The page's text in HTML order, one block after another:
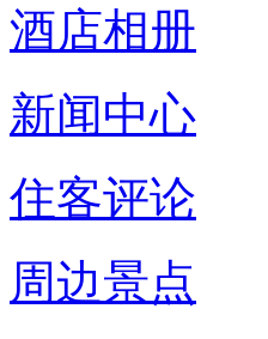
酒店相册
新闻中心
住客评论
周边景点